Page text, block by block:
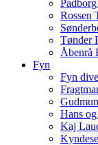
Rossen
Tønder
Åbenrå
Fyn
Fyn
Hans
Kaj